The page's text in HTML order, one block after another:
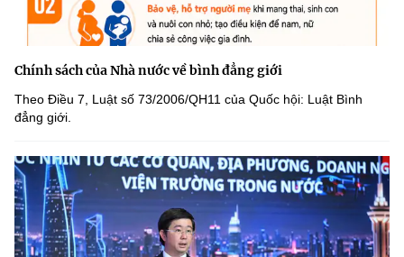
Chính sách của Nhà nước về bình đẳng giới
Theo Điều 7, Luật số 73/2006/QH11 của Quốc hội: Luật Bình
đẳng giới.